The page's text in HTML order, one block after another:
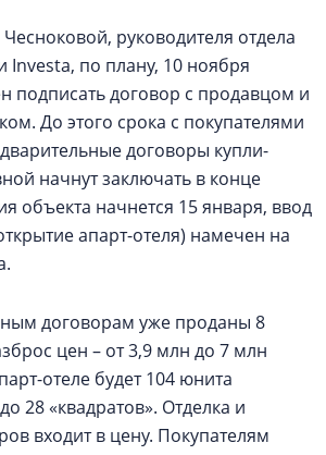
руководителя отдела
по плану, 10 ноября
подписать договор с продавцом и
До этого срока c покупателями
договоры купли-
начнут заключать в конце
объекта начнется 15 января, ввод
апарт-отеля) намечен на
договорам уже проданы 8
цен – от 3,9 млн до 7 млн
отеле будет 104 юнита
28 «квадратов». Отделка и
входит в цену. Покупателям